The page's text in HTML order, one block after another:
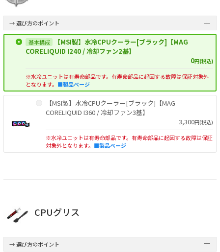
→ 選び方のポイント
【MSI製】水冷CPUクーラー[ブラック]【MAG
CORELIQUID I240 / 冷却ファン2基】
0円(税込)
※水冷ユニットは有寿命部品です。有寿命部品に起因する故障は保証対象外
となります。 ■製品ページ
【MSI製】水冷CPUクーラー[ブラック]【MAG
CORELIQUID I360 / 冷却ファン3基】
3,300円(税込)
※水冷ユニットは有寿命部品です。有寿命部品に起因する故障は保証
対象外となります。 ■製品ページ
CPUグリス
→ 選び方のポイント